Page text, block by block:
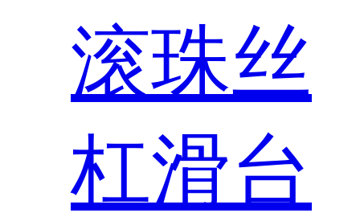
滚珠丝
杠滑台